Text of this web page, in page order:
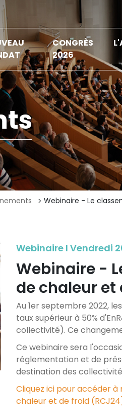
CONGRÈS
2026
Webinaire - Le
Webinaire I Vendredi
Webinaire -
de chaleur et
Au 1er septembre 2022,
taux supérieur à 50%
collectivité). Ce
Ce webinaire sera
réglementation et de
destination des
Cliquez ici pour accéder
chaleur et de froid